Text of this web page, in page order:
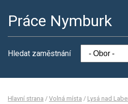
Práce Nymburk
Hledat zaměstnání
Hlavní strana / Volná místa / Lysá nad